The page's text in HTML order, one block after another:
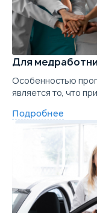
Для
Особенностью
является то, что
Подробнее